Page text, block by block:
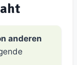
anderen